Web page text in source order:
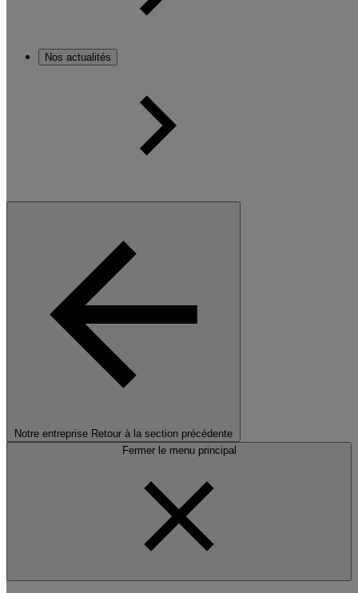
Nos actualités
Notre entreprise Retour à la section précédente
Fermer le menu principal